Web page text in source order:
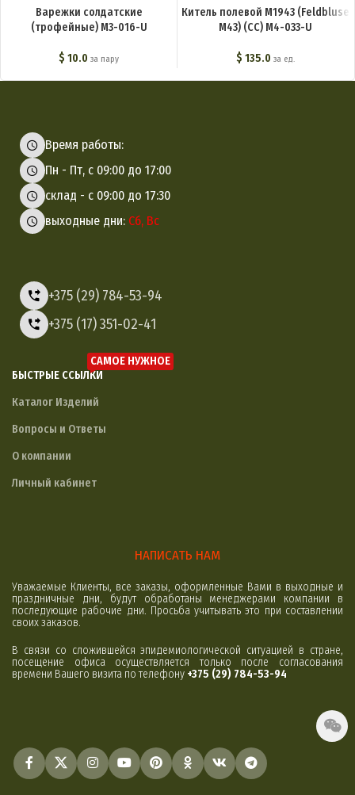
Варежки солдатские
(трофейные) M3-016-U
$ 10.0 за пару
Китель полевой М1943 (Feldbluse
M43) (СС) M4-033-U
$ 135.0 за ед.
Время работы:
Пн - Пт, с 09:00 до 17:00
склад - с 09:00 до 17:30
выходные дни: Сб, Вс
+375 (29) 784-53-94
+375 (17) 351-02-41
БЫСТРЫЕ ССЫЛКИ
САМОЕ НУЖНОЕ
Каталог Изделий
Вопросы и Ответы
О компании
Личный кабинет
НАПИСАТЬ НАМ
Уважаемые Клиенты, все заказы, оформленные Вами в выходные и
праздничные дни, будут обработаны менеджерами компании в
последующие рабочие дни. Просьба учитывать это при составлении
своих заказов.
В связи со сложившейся эпидемиологической ситуацией в стране,
посещение офиса осуществляется только после согласования
времени Вашего визита по телефону +375 (29) 784-53-94